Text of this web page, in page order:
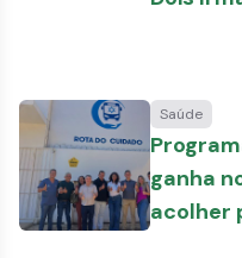
Saúde
ganha
acolher